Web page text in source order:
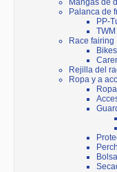
Mangas de
Palanca de
PP-
TWM
Race fairing
Rejilla del
Ropa y a